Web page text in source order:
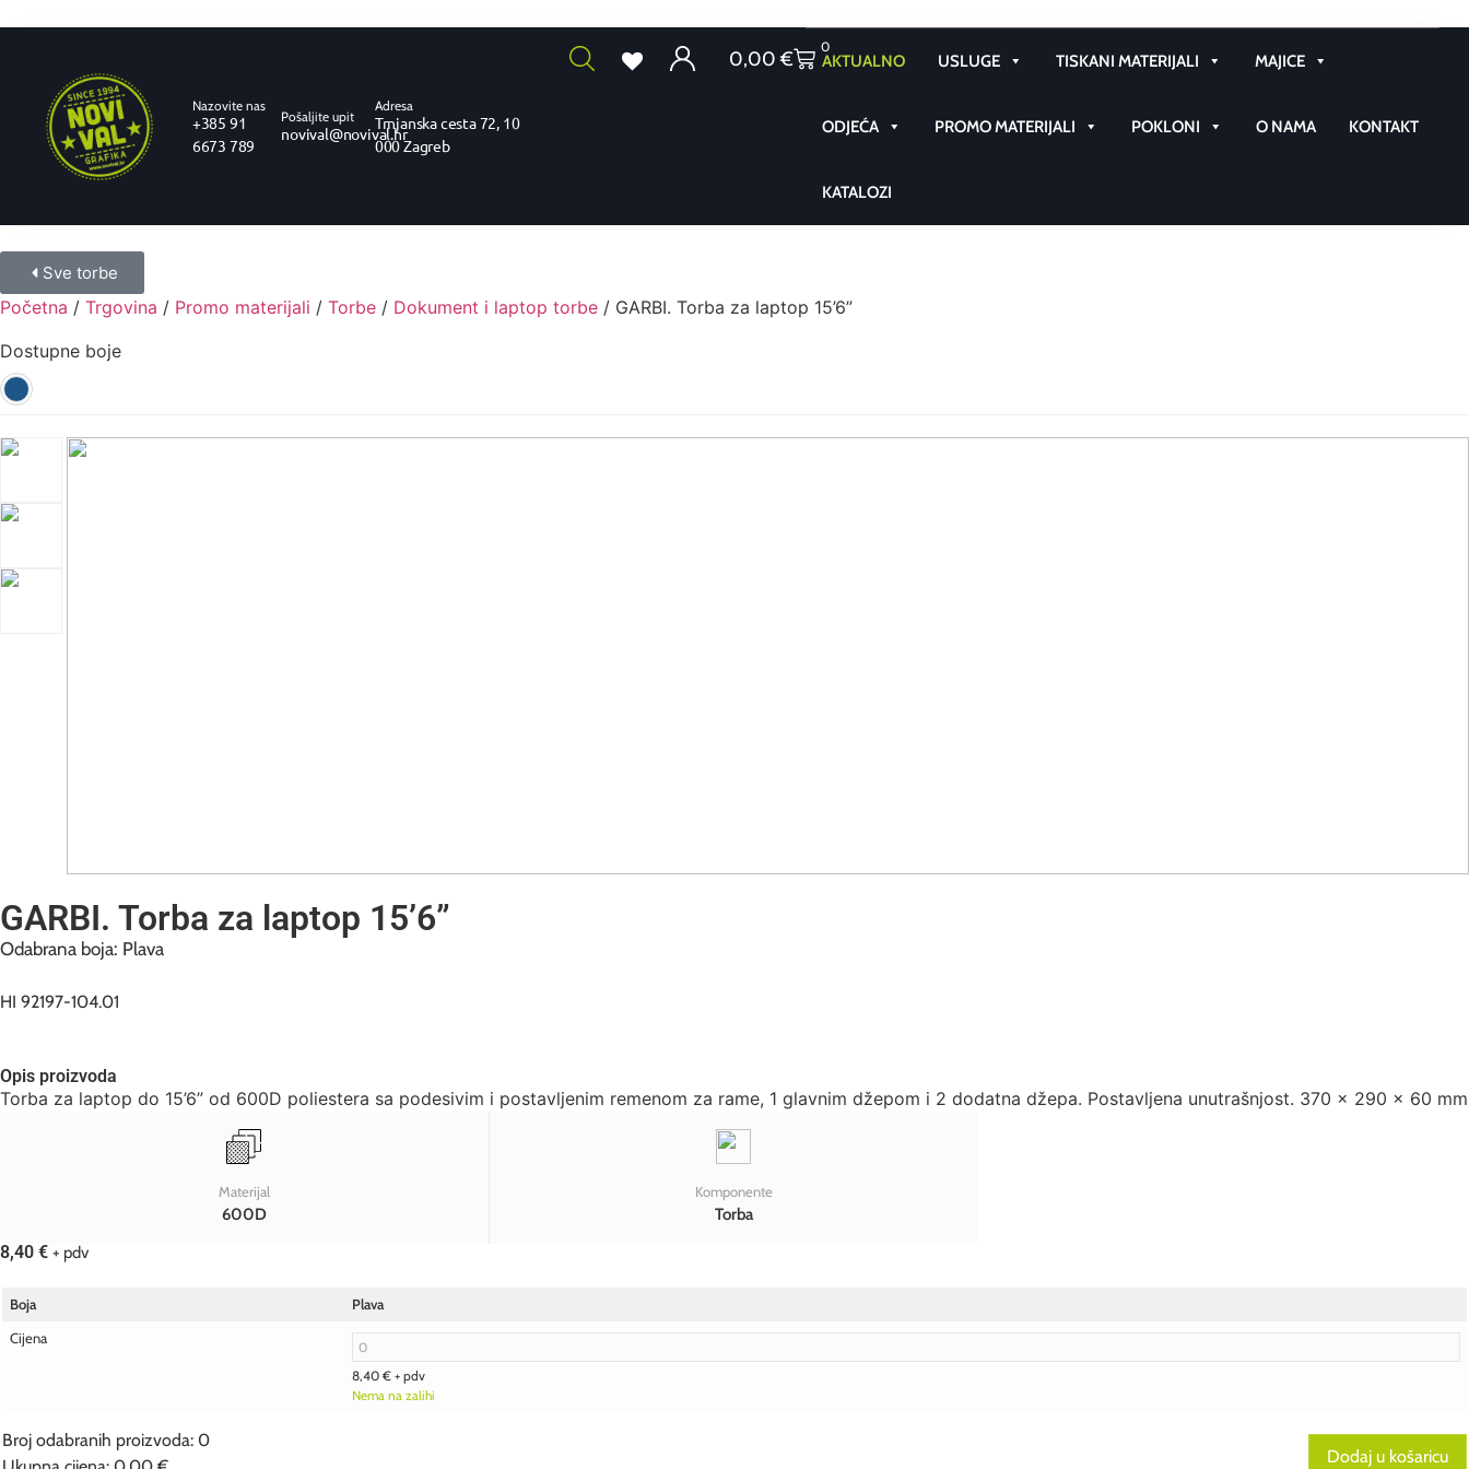
Nazovite nas
+385 91
6673 789
Pošaljite upit
novival@novival.hr
Adresa
Trnjanska cesta 72, 10
000 Zagreb
0,00€
0
AKTUALNO USLUGE TISKANI MATERIJALI MAJICE
ODJEĆA PROMO MATERIJALI POKLONI O NAMA KONTAKT
KATALOZI
Sve torbe
Početna / Trgovina / Promo materijali / Torbe / Dokument i laptop torbe / GARBI. Torba za laptop 15’6”
Dostupne boje
GARBI. Torba za laptop 15’6”
Odabrana boja: Plava
HI 92197-104.01
Opis proizvoda
Torba za laptop do 15’6” od 600D poliestera sa podesivim i postavljenim remenom za rame, 1 glavnim džepom i 2 dodatna džepa. Postavljena unutrašnjost. 370 x 290 x 60 mm
Materijal
600D
Komponente
Torba
8,40 € + pdv
Boja
Plava
Cijena
8,40 € + pdv
Nema na zalihi
Broj odabranih proizvoda: 0
Dodaj u košaricu